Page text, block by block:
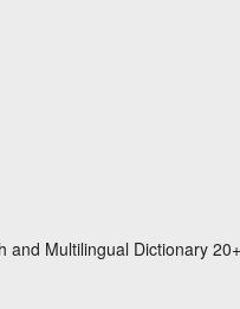
and Multilingual Dictionary